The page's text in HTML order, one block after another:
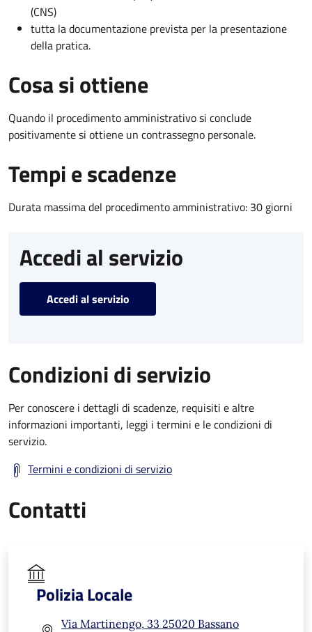
(CNS)
tutta la documentazione prevista per la presentazione
della pratica.
Cosa si ottiene
Quando il procedimento amministrativo si conclude
positivamente si ottiene un contrassegno personale.
Tempi e scadenze
Durata massima del procedimento amministrativo: 30 giorni
Accedi al servizio
Accedi al servizio
Condizioni di servizio
Per conoscere i dettagli di scadenze, requisiti e altre
informazioni importanti, leggi i termini e le condizioni di
servizio.
Termini e condizioni di servizio
Contatti
Polizia Locale
Via Martinengo, 33 25020 Bassano